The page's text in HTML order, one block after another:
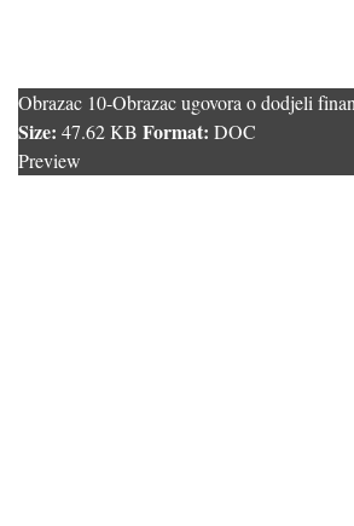
Obrazac 10-Obrazac ugovora o dodjeli
Size: 47.62 KB Format: DOC
Preview